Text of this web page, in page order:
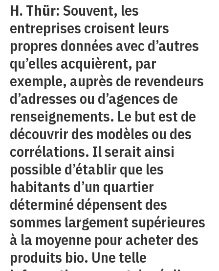
H. Thür: Souvent, les
entreprises croisent leurs
propres données avec d’autres
qu’elles acquièrent, par
exemple, auprès de revendeurs
d’adresses ou d’agences de
renseignements. Le but est de
découvrir des modèles ou des
corrélations. Il serait ainsi
possible d’établir que les
habitants d’un quartier
déterminé dépensent des
sommes largement supérieures
à la moyenne pour acheter des
produits bio. Une telle